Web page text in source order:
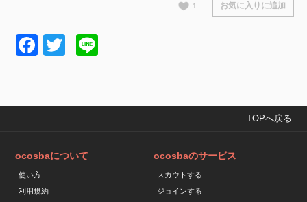
1 お気に入りに追加
Facebook
Twitter
TOPへ戻る
ocosbaについて
使い方
利用規約
ocosbaのサービス
スカウトする
ジョインする